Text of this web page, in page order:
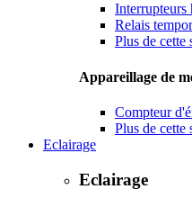
Interrupteurs
Relais
Plus de cette
Appareillage de
Compteur
Plus de cette
Eclairage
Eclairage